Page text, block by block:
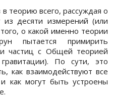
теорию всего, рассуждая о
из десяти измерений (или
о какой именно теории
пытается примирить
частиц с Общей теорией
По сути, это
как взаимодействуют все
как могут быть устроены